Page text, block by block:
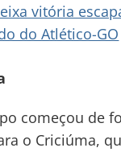
vitória
do Atlético-GO
começou de
o Criciúma,